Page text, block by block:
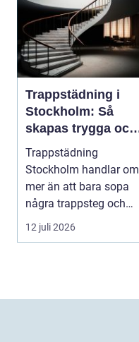
Trappstädning i
Stockholm: Så
skapas trygga och
trivsamma
trapphus
Trappstädning
Stockholm handlar om
mer än att bara sopa
några trappsteg och
torka en...
12 juli 2026